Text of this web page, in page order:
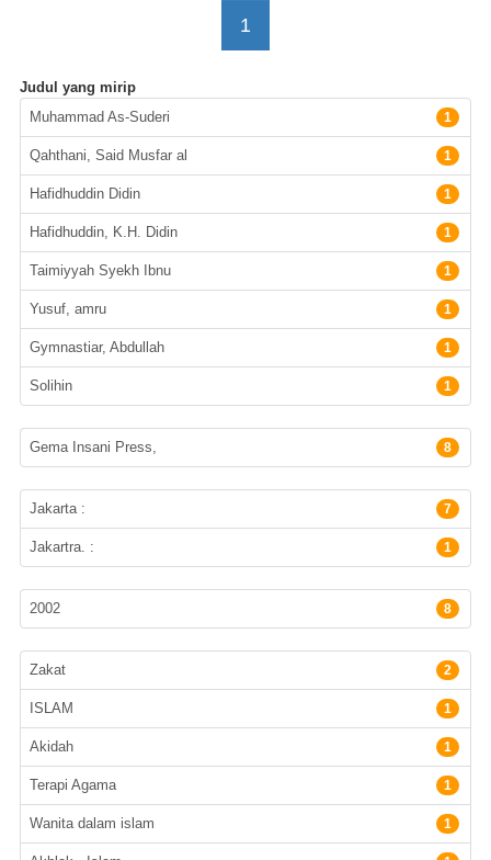
1
Judul yang mirip
Pengarang
Muhammad As-Suderi 1
Qahthani, Said Musfar al 1
Hafidhuddin Didin 1
Hafidhuddin, K.H. Didin 1
Taimiyyah Syekh Ibnu 1
Yusuf, amru 1
Gymnastiar, Abdullah 1
Solihin 1
Penerbit
Gema Insani Press, 8
Lokasi Terbit
Jakarta : 7
Jakartra. : 1
Tahun terbit
2002 8
Subyek
Zakat 2
ISLAM 1
Akidah 1
Terapi Agama 1
Wanita dalam islam 1